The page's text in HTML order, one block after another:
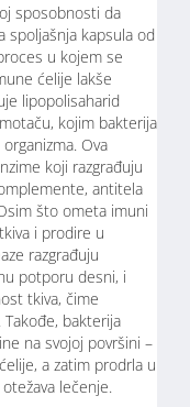
sposobnosti da
spoljašnja kapsula od
u kojem se
ćelije lakše
lipopolisaharid
kojim bakterija
Ova
koji razgrađuju
antitela
što ometa imuni
i prodire u
razgrađuju
potporu desni, i
tkiva, čime
bakterija
na svojoj površini –
a zatim prodrla u
lečenje.